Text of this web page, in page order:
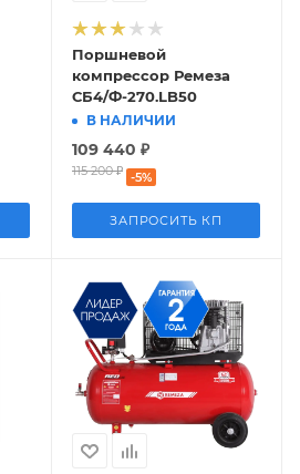
Поршневой
компрессор Ремеза
СБ4/Ф-270.LB50
В НАЛИЧИИ
109 440 ₽
115 200₽ -5%
ЗАПРОСИТЬ КП